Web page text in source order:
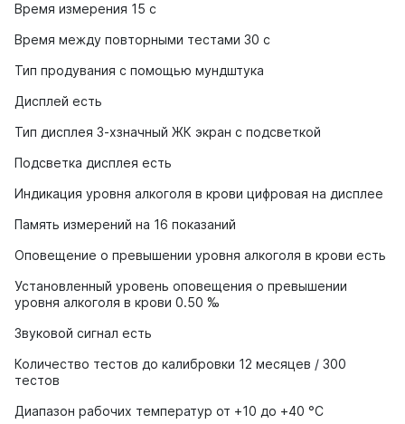
Время измерения 15 с
Время между повторными тестами 30 с
Тип продувания с помощью мундштука
Дисплей есть
Тип дисплея 3-хзначный ЖК экран с подсветкой
Подсветка дисплея есть
Индикация уровня алкоголя в крови цифровая на дисплее
Память измерений на 16 показаний
Оповещение о превышении уровня алкоголя в крови есть
Установленный уровень оповещения о превышении
уровня алкоголя в крови 0.50 ‰
Звуковой сигнал есть
Количество тестов до калибровки 12 месяцев / 300
тестов
Диапазон рабочих температур от +10 до +40 °С